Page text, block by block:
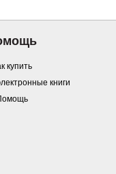
купить
книги